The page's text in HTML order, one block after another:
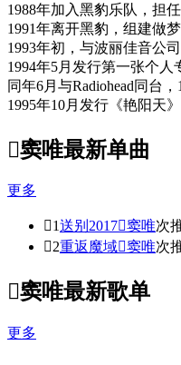
1988年加入黑豹乐队，担
1991年离开黑豹，组建做
1993年初，与波丽佳音公
1994年5月发行第一张个人
同年6月与Radiohead同台
1995年10月发行《艳阳天》
窦唯最新单曲
更多
1送别2017窦唯次
2重返魔域窦唯次
窦唯最新歌单
更多